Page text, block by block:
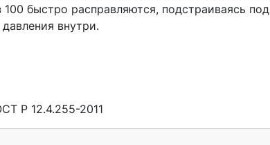
быстро расправляются, подстраиваясь под
внутри.
Р 12.4.255-2011